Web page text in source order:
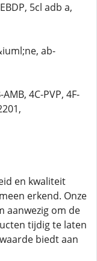
5cl adb a,
ab-
4C-PVP, 4F-
en kwaliteit
erkend. Onze
aanwezig om de
tijdig te laten
biedt aan